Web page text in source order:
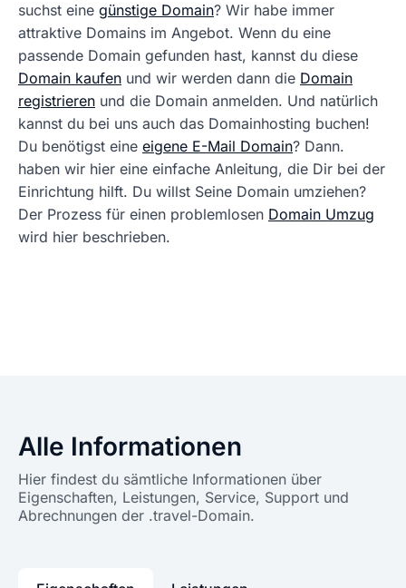
suchst eine günstige Domain? Wir habe immer
attraktive Domains im Angebot. Wenn du eine
passende Domain gefunden hast, kannst du diese
Domain kaufen und wir werden dann die Domain
registrieren und die Domain anmelden. Und natürlich
kannst du bei uns auch das Domainhosting buchen!
Du benötigst eine eigene E-Mail Domain? Dann.
haben wir hier eine einfache Anleitung, die Dir bei der
Einrichtung hilft. Du willst Seine Domain umziehen?
Der Prozess für einen problemlosen Domain Umzug
wird hier beschrieben.
Alle Informationen
Hier findest du sämtliche Informationen über
Eigenschaften, Leistungen, Service, Support und
Abrechnungen der .travel-Domain.